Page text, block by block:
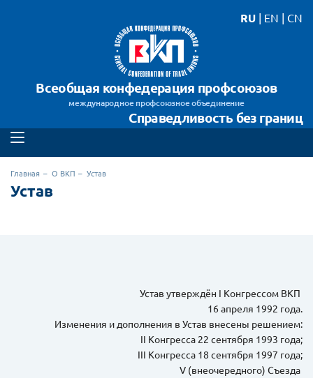
Всеобщая конфедерация профсоюзов
международное профсоюзное объединение
Справедливость без границ
RU | EN | CN
Главная О ВКП Устав
Устав
Устав утверждён I Конгрессом ВКП
16 апреля 1992 года.
Изменения и дополнения в Устав внесены решением:
II Конгресса 22 сентября 1993 года;
III Конгресса 18 сентября 1997 года;
V (внеочередного) Съезда